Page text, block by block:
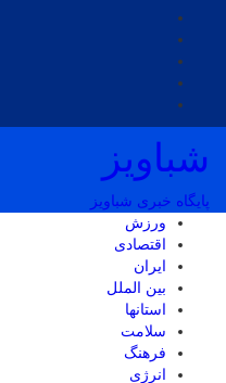
شباویز
پایگاه خبری شباویز
ورزش
اقتصادی
ایران
بین الملل
استانها
سلامت
فرهنگ
انرژی